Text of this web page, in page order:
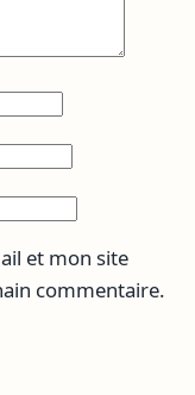
et mon site
commentaire.